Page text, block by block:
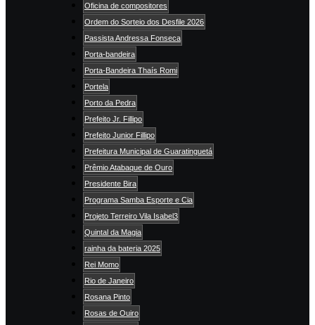
Oficina de compositores
Ordem do Sorteio dos Desfile 2026
Passista Andressa Fonseca
Porta-bandeira
Porta-Bandeira Thaís Romi
Portela
Porto da Pedra
Prefeito Jr. Fillipo
Prefeito Junior Fillipo
Prefeitura Municipal de Guaratinguetá
Prêmio Atabaque de Ouro
Presidente Bira
Programa Samba Esporte e Cia
Projeto Terreiro Vila Isabel3
Quintal da Magia
rainha da bateria 2025
Rei Momo
Rio de Janeiro
Rosana Pinto
Rosas de Ouiro